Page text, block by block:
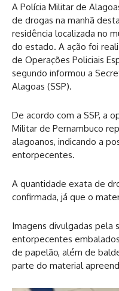
A Polícia Militar de
de drogas na manhã
residência localizada no
do estado. A ação foi
de Operações Policiais
segundo informou a
Alagoas (SSP).
De acordo com a SSP, a
Militar de Pernambuco
alagoanos, indicando a
entorpecentes.
A quantidade exata de
confirmada, já que o
Imagens divulgadas pela
entorpecentes
de papelão, além de
parte do material